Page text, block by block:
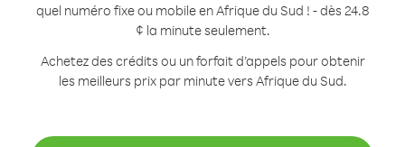
quel numéro fixe ou mobile en Afrique du Sud ! - dès 24.8
¢ la minute seulement.
Achetez des crédits ou un forfait d’appels pour obtenir
les meilleurs prix par minute vers Afrique du Sud.